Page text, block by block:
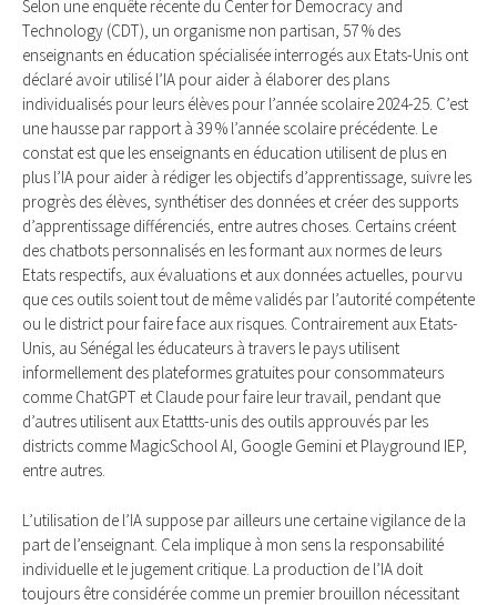
Selon une enquête récente du Center for Democracy and
Technology (CDT), un organisme non partisan, 57 % des
enseignants en éducation spécialisée interrogés aux Etats-Unis ont
déclaré avoir utilisé l’IA pour aider à élaborer des plans
individualisés pour leurs élèves pour l’année scolaire 2024-25. C’est
une hausse par rapport à 39 % l’année scolaire précédente. Le
constat est que les enseignants en éducation utilisent de plus en
plus l’IA pour aider à rédiger les objectifs d’apprentissage, suivre les
progrès des élèves, synthétiser des données et créer des supports
d’apprentissage différenciés, entre autres choses. Certains créent
des chatbots personnalisés en les formant aux normes de leurs
Etats respectifs, aux évaluations et aux données actuelles, pourvu
que ces outils soient tout de même validés par l’autorité compétente
ou le district pour faire face aux risques. Contrairement aux Etats-
Unis, au Sénégal les éducateurs à travers le pays utilisent
informellement des plateformes gratuites pour consommateurs
comme ChatGPT et Claude pour faire leur travail, pendant que
d’autres utilisent aux Etattts-unis des outils approuvés par les
districts comme MagicSchool AI, Google Gemini et Playground IEP,
entre autres.
L’utilisation de l’IA suppose par ailleurs une certaine vigilance de la
part de l’enseignant. Cela implique à mon sens la responsabilité
individuelle et le jugement critique. La production de l’IA doit
toujours être considérée comme un premier brouillon nécessitant